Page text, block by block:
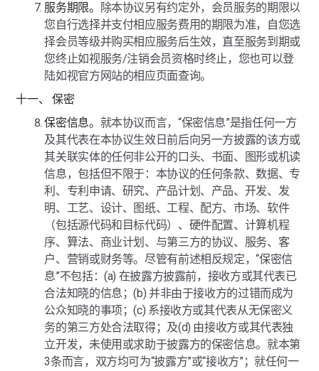
服务期限。
除本协议另有约定外，会员服务的期限以
您自行选择并支付相应服务费用的期限为准，自您选
择会员等级并购买相应服务后生效，直至服务到期或
您终止如视服务/注销会员资格时终止，您也可以登
陆如视官方网站的相应页面查询。
十一、 保密
保密信息。 就本协议而言，“保密信息”是指任何一方
及其代表在本协议生效日前后向另一方披露的该方或
其关联实体的任何非公开的口头、书面、图形或机读
信息，包括但不限于：本协议的任何条款、数据、专
利、专利申请、研究、产品计划、产品、开发、发
明、工艺、设计、图纸、工程、配方、市场、软件
（包括源代码和目标代码）、硬件配置、计算机程
序、算法、商业计划、与第三方的协议、服务、客
户、营销或财务等。尽管有前述相反规定，“保密信
息”不包括：(a) 在披露方披露前，接收方或其代表已
合法知晓的信息；(b) 并非由于接收方的过错而成为
公众知晓的事项；(c) 系接收方或其代表从无保密义
务的第三方处合法取得；及(d) 由接收方或其代表独
立开发，未使用或求助于披露方的保密信息。就本第
3条而言，双方均可为“披露方”或“接收方”；就任何一